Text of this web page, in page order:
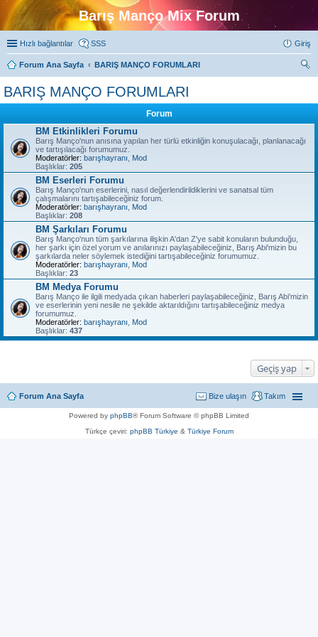
Barış Manço Mix Forum
Hızlı bağlantılar SSS Giriş
Forum Ana Sayfa
BARIŞ MANÇO FORUMLARI
BARIŞ MANÇO FORUMLARI
Forum
BM Etkinlikleri Forumu
Barış Manço'nun anısına yapılan her türlü etkinliğin konuşulacağı, planlanacağı
ve tartışılacağı forumumuz.
Moderatörler: barışhayranı
Mod
Başlıklar: 205
BM Eserleri Forumu
Barış Manço'nun eserlerini, nasıl değerlendirildiklerini ve sanatsal tüm
çalışmalarını tartışabileceğiniz forum.
Moderatörler: barışhayranı
Mod
Başlıklar: 208
BM Şarkıları Forumu
Barış Manço'nun tüm şarkılarına ilişkin A'dan Z'ye sabit konuların bulunduğu,
her şarkı için özel yorum ve anılarınızı paylaşabileceğiniz, Barış Abi'mizin bu
şarkılarda neler söylemek istediğini tartışabileceğiniz forumumuz.
Moderatörler: barışhayranı
Mod
Başlıklar: 23
BM Medya Forumu
Barış Manço ile ilgili medyada çıkan haberleri paylaşabileceğiniz, Barış Abi'mizin
ve eserlerinin yeni nesile ne şekilde aktarıldığını tartışabileceğiniz medya
forumumuz.
Moderatörler: barışhayranı
Mod
Başlıklar: 437
Geçiş yap
Forum Ana Sayfa Takım
Bize ulaşın
Powered by phpBB® Forum Software © phpBB Limited
Türkçe çeviri: phpBB Türkiye & Türkiye Forum